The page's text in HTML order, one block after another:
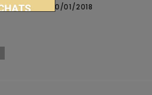
du 10/01/2018